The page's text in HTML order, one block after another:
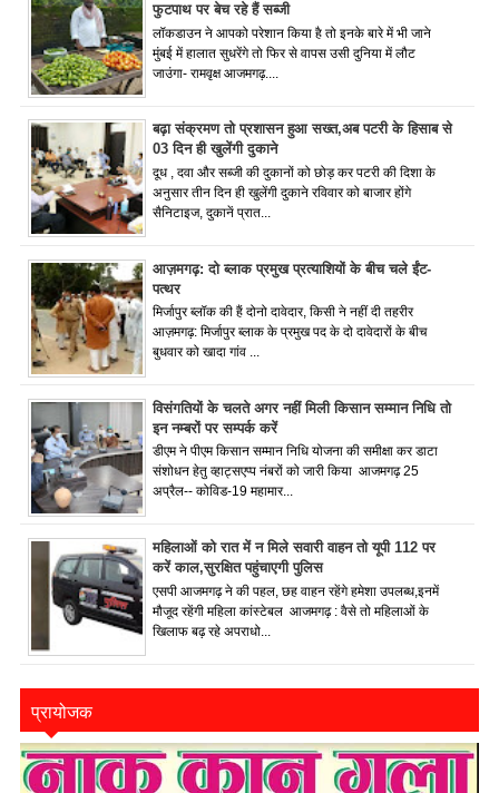
फुटपाथ पर बेच रहे हैं सब्जी
लॉकडाउन ने आपको परेशान किया है तो इनके बारे में भी जाने
मुंबई में हालात सुधरेंगे तो फिर से वापस उसी दुनिया में लौट
जाउंगा- रामवृक्ष आजमगढ़....
बढ़ा संक्रमण तो प्रशासन हुआ सख्त,अब पटरी के हिसाब से
03 दिन ही खुलेंगी दुकाने
दूध , दवा और सब्जी की दुकानों को छोड़ कर पटरी की दिशा के
अनुसार तीन दिन ही खुलेंगी दुकाने रविवार को बाजार होंगे
सैनिटाइज, दुकानें प्रात...
आज़मगढ़: दो ब्लाक प्रमुख प्रत्याशियों के बीच चले ईंट-
पत्थर
मिर्जापुर ब्लॉक की हैं दोनो दावेदार, किसी ने नहीं दी तहरीर
आज़मगढ़: मिर्जापुर ब्लाक के प्रमुख पद के दो दावेदारों के बीच
बुधवार को खादा गांव ...
विसंगतियों के चलते अगर नहीं मिली किसान सम्मान निधि तो
इन नम्बरों पर सम्पर्क करें
डीएम ने पीएम किसान सम्मान निधि योजना की समीक्षा कर डाटा
संशोधन हेतु व्हाट्सएप्प नंबरों को जारी किया आजमगढ़ 25
अप्रैल-- कोविड-19 महामार...
महिलाओं को रात में न मिले सवारी वाहन तो यूपी 112 पर
करें काल,सुरक्षित पहुंचाएगी पुलिस
एसपी आजमगढ़ ने की पहल, छह वाहन रहेंगे हमेशा उपलब्ध,इनमें
मौजूद रहेंगी महिला कांस्टेबल आजमगढ़ : वैसे तो महिलाओं के
खिलाफ बढ़ रहे अपराधो...
प्रायोजक